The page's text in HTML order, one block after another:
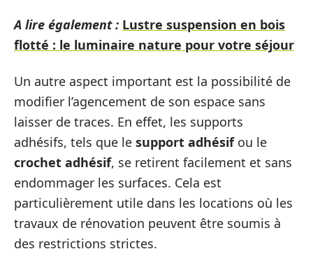
A lire également : Lustre suspension en bois
flotté : le luminaire nature pour votre séjour
Un autre aspect important est la possibilité de
modifier l’agencement de son espace sans
laisser de traces. En effet, les supports
adhésifs, tels que le support adhésifou le
crochet adhésif, se retirent facilement et sans
endommager les surfaces. Cela est
particulièrement utile dans les locations où les
travaux de rénovation peuvent être soumis à
des restrictions strictes.